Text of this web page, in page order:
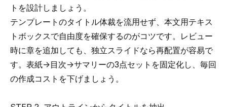
トを設計しましょう。
テンプレートのタイトル体裁を流用せず、本文用テキス
トボックスで自由度を確保するのがコツです。レビュー
時に章を追加しても、独立スライドなら再配置が容易で
す。表紙→目次→サマリーの3点セットを固定化し、毎回
の作成コストを下げましょう。